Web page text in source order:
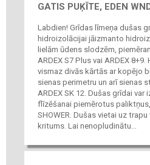
GATIS PUĶĪTE, EDEN
Labdien! Grīdas līmeņa dušas
hidroizolācijai jāizmanto
lielām ūdens slodzēm,
ARDEX S7 Plus vai ARDEX
vismaz divās kārtās ar kopējo
sienas perimetru un arī sienas
ARDEX SK 12. Dušas grīdai var
flīzēšanai piemērotus
SHOWER. Dušas vietai uz
kritums. Lai nenopludinātu...